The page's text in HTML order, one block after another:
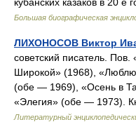
Большая биографическая
ЛИХОНОСОВ Виктор
советский писатель.
Широкой» (1968), «Люблю
(обе — 1969), «Осень в
«Элегия» (обе — 1973).
Литературный